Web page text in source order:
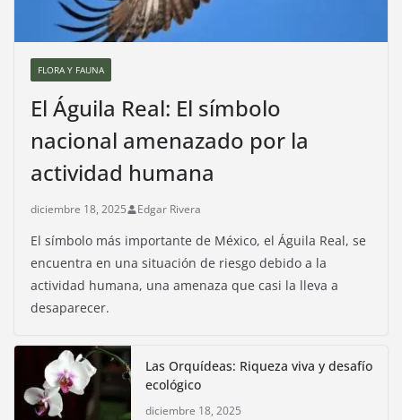
FLORA Y FAUNA
El Águila Real: El símbolo
nacional amenazado por la
actividad humana
diciembre 18, 2025 Edgar Rivera
El símbolo más importante de México, el Águila Real, se
encuentra en una situación de riesgo debido a la
actividad humana, una amenaza que casi la lleva a
desaparecer.
Las Orquídeas: Riqueza viva y desafío
ecológico
diciembre 18, 2025